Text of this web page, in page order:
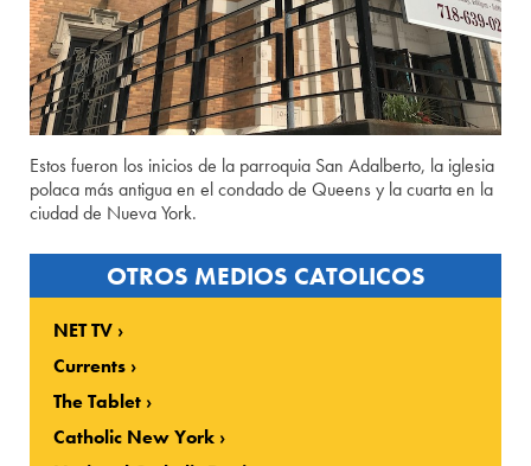
Estos fueron los inicios de la parroquia San Adalberto, la iglesia
polaca más antigua en el condado de Queens y la cuarta en la
ciudad de Nueva York.
OTROS MEDIOS CATOLICOS
NET TV
Currents
The Tablet
Catholic New York